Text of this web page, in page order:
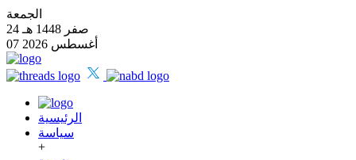
الجمعة
24 صفر 1448 هـ
07 أغسطس 2026
الرئيسية
سياسة
+